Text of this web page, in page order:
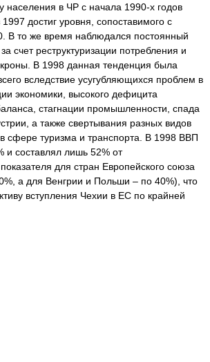
населения в ЧР с начала 1990-х годов
достиг уровня, сопоставимого с
В то же время наблюдался постоянный
счет реструктуризации потребления и
В 1998 данная тенденция была
вследствие усугубляющихся проблем в
экономики, высокого дефицита
стагнации промышленности, спада
а также свертывания разных видов
в сфере туризма и транспорта. В 1998 ВВП
и составлял лишь 52% от
для стран Европейского союза
а для Венгрии и Польши – по 40%), что
вступления Чехии в ЕС по крайней